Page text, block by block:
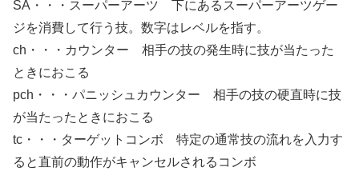
SA・・・スーパーアーツ 下にあるスーパーアーツゲー
ジを消費して行う技。数字はレベルを指す。
ch・・・カウンター 相手の技の発生時に技が当たった
ときにおこる
pch・・・パニッシュカウンター 相手の技の硬直時に技
が当たったときにおこる
tc・・・ターゲットコンボ 特定の通常技の流れを入力す
ると直前の動作がキャンセルされるコンボ